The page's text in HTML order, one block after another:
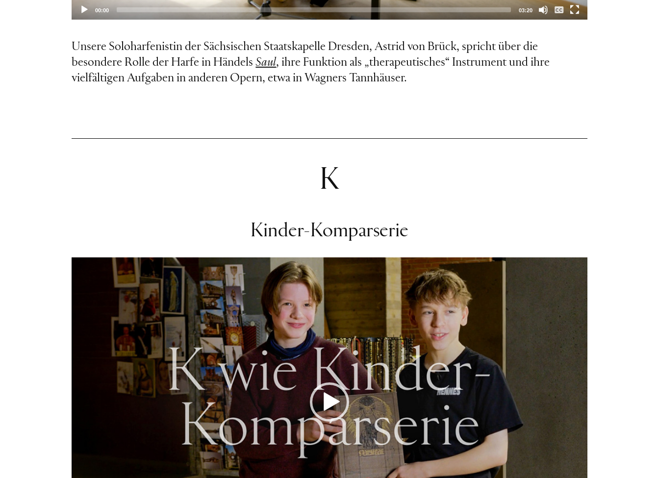
00:00 03:20
Unsere Soloharfenistin der Sächsischen Staatskapelle Dresden, Astrid von Brück, spricht über die
besondere Rolle der Harfe in HändelsSaul, ihre Funktion als „therapeutisches“ Instrument und ihre
vielfältigen Aufgaben in anderen Opern, etwa in Wagners Tannhäuser.
K
Kinder-Komparserie